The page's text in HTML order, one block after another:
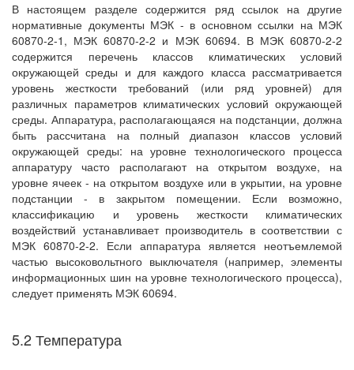
В настоящем разделе содержится ряд ссылок на другие
нормативные документы МЭК - в основном ссылки на МЭК
60870-2-1, МЭК 60870-2-2 и МЭК 60694. В МЭК 60870-2-2
содержится перечень классов климатических условий
окружающей среды и для каждого класса рассматривается
уровень жесткости требований (или ряд уровней) для
различных параметров климатических условий окружающей
среды. Аппаратура, располагающаяся на подстанции, должна
быть рассчитана на полный диапазон классов условий
окружающей среды: на уровне технологического процесса
аппаратуру часто располагают на открытом воздухе, на
уровне ячеек - на открытом воздухе или в укрытии, на уровне
подстанции - в закрытом помещении. Если возможно,
классификацию и уровень жесткости климатических
воздействий устанавливает производитель в соответствии с
МЭК 60870-2-2. Если аппаратура является неотъемлемой
частью высоковольтного выключателя (например, элементы
информационных шин на уровне технологического процесса),
следует применять МЭК 60694.
5.2 Температура